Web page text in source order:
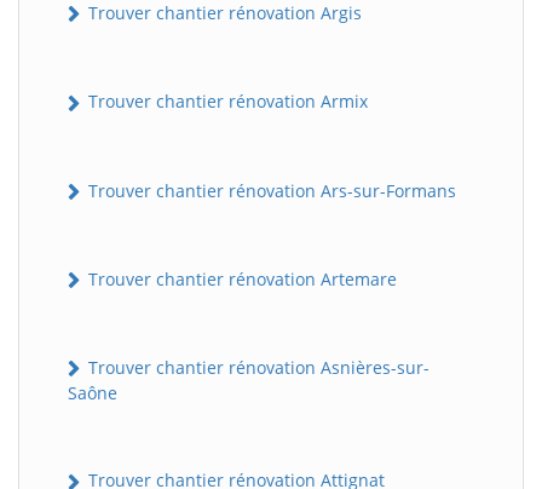
Trouver chantier rénovation Argis
Trouver chantier rénovation Armix
Trouver chantier rénovation Ars-sur-Formans
Trouver chantier rénovation Artemare
Trouver chantier rénovation Asnières-sur-
Saône
Trouver chantier rénovation Attignat